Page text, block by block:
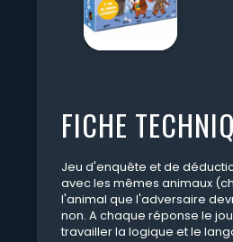
FICHE
Jeu d'enquête et de
avec les mêmes animaux
l'animal que l'adversaire
non. A chaque réponse le
travailler la logique et le